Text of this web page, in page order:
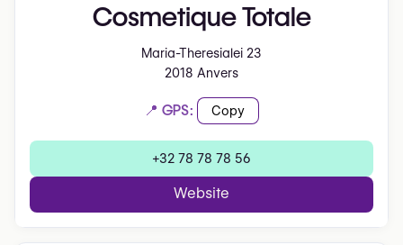
Cosmetique Totale
Maria-Theresialei 23
2018 Anvers
📍 GPS: Copy
+32 78 78 78 56
Website